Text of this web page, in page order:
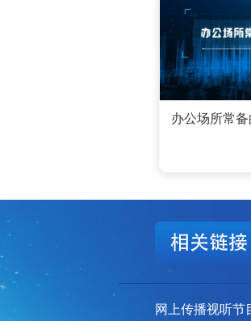
办公场所常
网上传播视听节